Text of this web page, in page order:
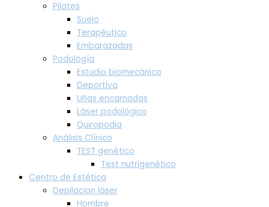
Pilates
Suelo
Terapéutico
Embarazadas
Podología
Estudio biomecánico
Deportiva
Uñas encarnadas
Láser podológico
Quiropodia
Análisis Clínico
TEST genético
Test nutrigenético
Centro de Estética
Depilacion láser
Hombre